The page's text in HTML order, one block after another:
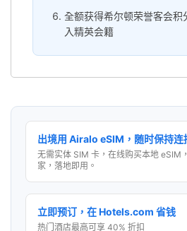
全额获得希尔顿荣誉客会积
入精英会籍
出境用 Airalo eSIM，随时保持连
无需实体 SIM 卡，在线购买本地 eSIM
家，落地即用。
立即预订，在 Hotels.com 省钱
热门酒店最高可享 40% 折扣